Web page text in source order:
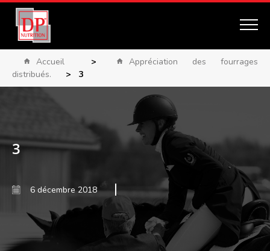
Accueil >
Appréciation des fourrages
distribués.
> 3
3
6 décembre 2018